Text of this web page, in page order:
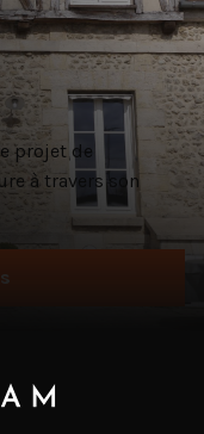
projet de
à travers son